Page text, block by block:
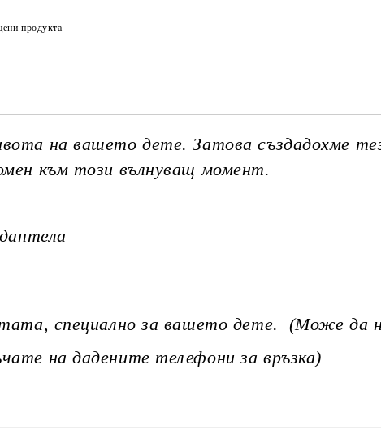
продукта
на вашето дете. Затова създадохме
към този вълнуващ момент.
специално за вашето дете. (Може да
на дадените телефони за връзка)